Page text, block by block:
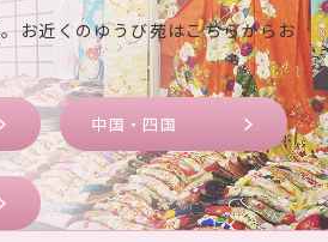
お近くのゆうび苑はこちらからお
中国・四国